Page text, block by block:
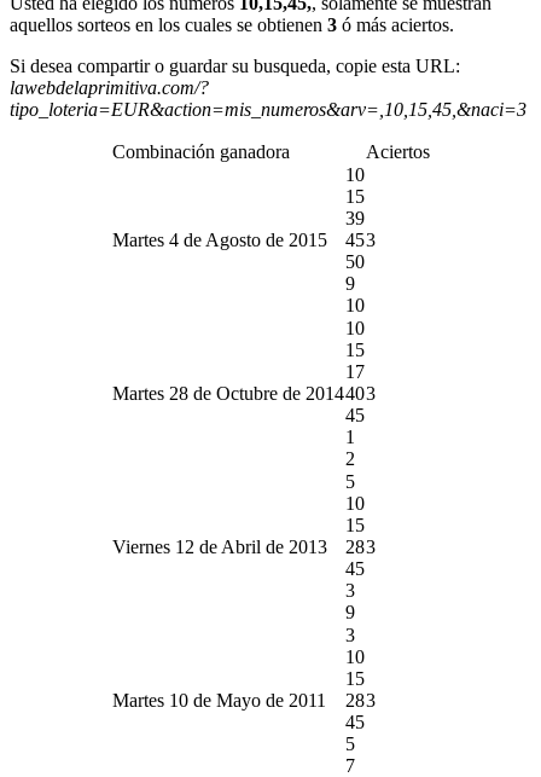
aquellos sorteos en los cuales se obtienen 3 ó más aciertos.
Si desea compartir o guardar su busqueda, copie esta URL:
lawebdelaprimitiva.com/?
tipo_loteria=EUR&action=mis_numeros&arv=,10,15,45,&naci=3
Combinación ganadora Aciertos
Martes 4 de Agosto de 2015
10
15
39
45
50
9
10
3
Martes 28 de Octubre de 2014
10
15
17
40
45
1
2
3
Viernes 12 de Abril de 2013
5
10
15
28
45
3
9
3
Martes 10 de Mayo de 2011
3
10
15
28
45
5
7
3